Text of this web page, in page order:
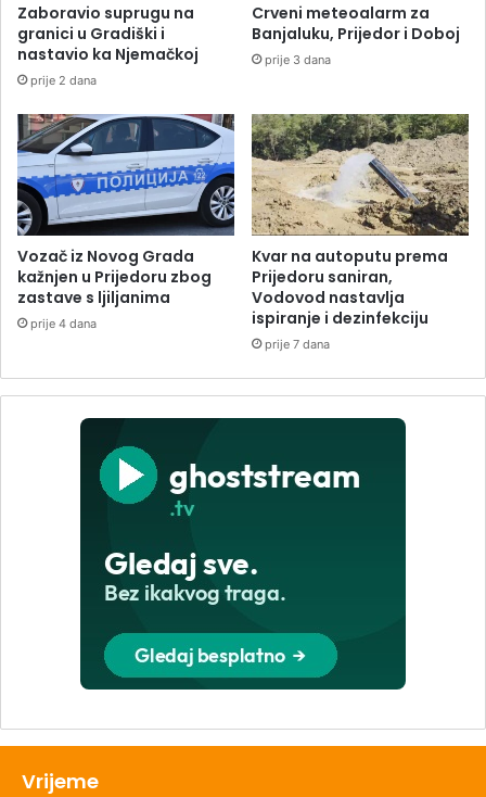
Zaboravio suprugu na
granici u Gradiški i
nastavio ka Njemačkoj
prije 2 dana
Crveni meteoalarm za
Banjaluku, Prijedor i Doboj
prije 3 dana
Vozač iz Novog Grada
kažnjen u Prijedoru zbog
zastave s ljiljanima
prije 4 dana
Kvar na autoputu prema
Prijedoru saniran,
Vodovod nastavlja
ispiranje i dezinfekciju
prije 7 dana
Vrijeme